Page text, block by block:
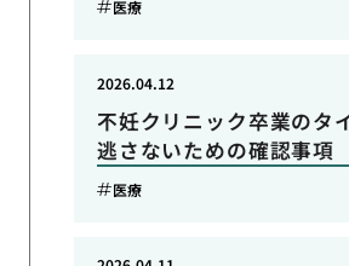
医療
不妊クリニック卒業のタ
逃さないための確認事項
2026.04.12
医療